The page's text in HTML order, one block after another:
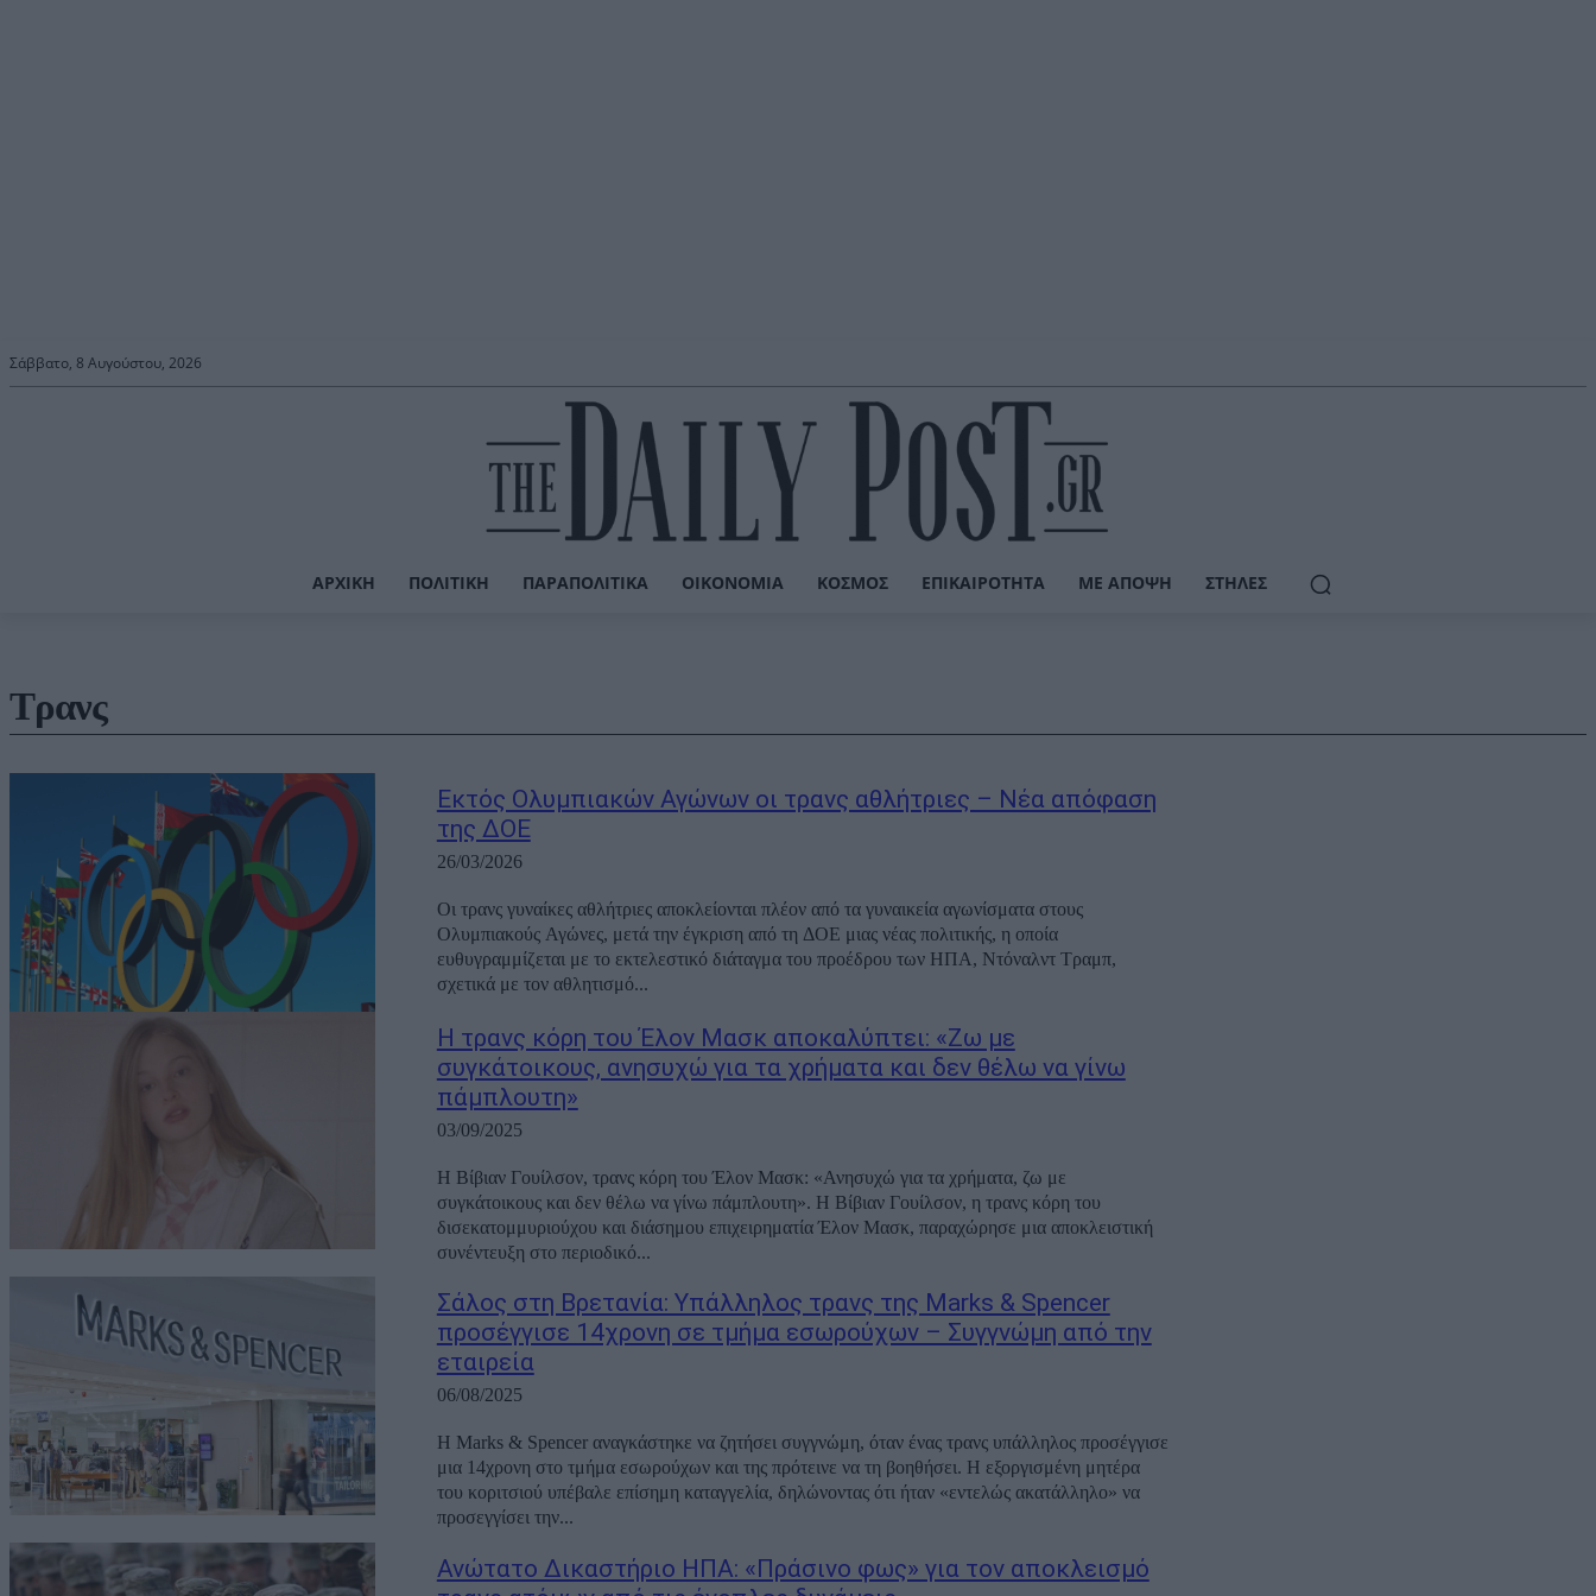
Σάββατο, 8 Αυγούστου, 2026
ΑΡΧΙΚΉ ΠΟΛΙΤΙΚΉ ΠΑΡΑΠΟΛΙΤΙΚΆ ΟΙΚΟΝΟΜΊΑ ΚΌΣΜΟΣ ΕΠΙΚΑΙΡΌΤΗΤΑ ΜΕ ΆΠΟΨΗ ΣΤΉΛΕΣ
Τρανς
Εκτός Ολυμπιακών Αγώνων οι τρανς αθλήτριες – Νέα απόφαση
της ΔΟΕ
26/03/2026
Οι τρανς γυναίκες αθλήτριες αποκλείονται πλέον από τα γυναικεία αγωνίσματα στους
Ολυμπιακούς Αγώνες, μετά την έγκριση από τη ΔΟΕ μιας νέας πολιτικής, η οποία
ευθυγραμμίζεται με το εκτελεστικό διάταγμα του προέδρου των ΗΠΑ, Ντόναλντ Τραμπ,
σχετικά με τον αθλητισμό...
Η τρανς κόρη του Έλον Μασκ αποκαλύπτει: «Ζω με
συγκάτοικους, ανησυχώ για τα χρήματα και δεν θέλω να γίνω
πάμπλουτη»
03/09/2025
Η Βίβιαν Γουίλσον, τρανς κόρη του Έλον Μασκ: «Ανησυχώ για τα χρήματα, ζω με
συγκάτοικους και δεν θέλω να γίνω πάμπλουτη». Η Βίβιαν Γουίλσον, η τρανς κόρη του
δισεκατομμυριούχου και διάσημου επιχειρηματία Έλον Μασκ, παραχώρησε μια αποκλειστική
συνέντευξη στο περιοδικό...
Σάλος στη Βρετανία: Υπάλληλος τρανς της Marks & Spencer
προσέγγισε 14χρονη σε τμήμα εσωρούχων – Συγγνώμη από την
εταιρεία
06/08/2025
Η Marks & Spencer αναγκάστηκε να ζητήσει συγγνώμη, όταν ένας τρανς υπάλληλος προσέγγισε
μια 14χρονη στο τμήμα εσωρούχων και της πρότεινε να τη βοηθήσει. Η εξοργισμένη μητέρα
του κοριτσιού υπέβαλε επίσημη καταγγελία, δηλώνοντας ότι ήταν «εντελώς ακατάλληλο» να
προσεγγίσει την...
Ανώτατο Δικαστήριο ΗΠΑ: «Πράσινο φως» για τον αποκλεισμό